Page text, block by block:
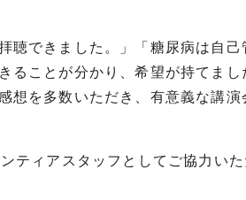
聴できました。」「糖尿病は自己
ることが分かり、希望が持てまし
想を多数いただき、有意義な講演
ティアスタッフとしてご協力い